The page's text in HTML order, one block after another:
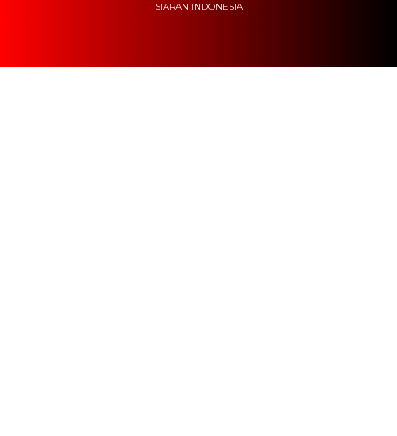
SIARAN INDONESIA